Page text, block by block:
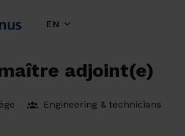
EN
adjoint(e)
Engineering & technicians